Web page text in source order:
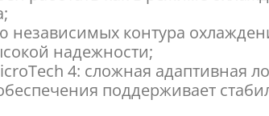
независимых контура
надежности;
4: сложная адаптивная
поддерживает